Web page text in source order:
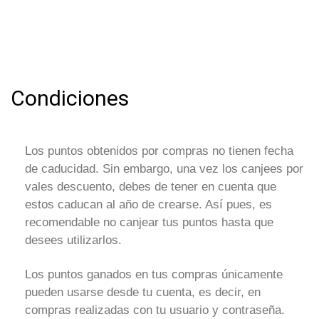
Condiciones
Los puntos obtenidos por compras no tienen fecha
de caducidad. Sin embargo, una vez los canjees por
vales descuento, debes de tener en cuenta que
estos caducan al año de crearse. Así pues, es
recomendable no canjear tus puntos hasta que
desees utilizarlos.
Los puntos ganados en tus compras únicamente
pueden usarse desde tu cuenta, es decir, en
compras realizadas con tu usuario y contraseña.